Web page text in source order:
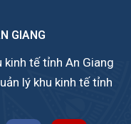
GIANG
kinh tế tỉnh An Giang
lý khu kinh tế tỉnh